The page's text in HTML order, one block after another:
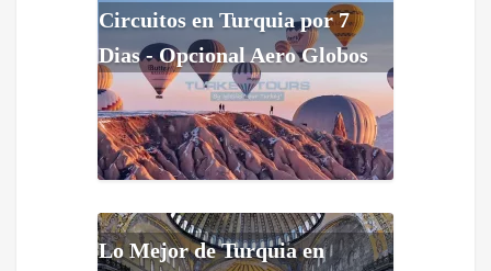
Circuitos en Turquia por 7
Dias - Opcional Aero Globos
Lo Mejor de Turquia en